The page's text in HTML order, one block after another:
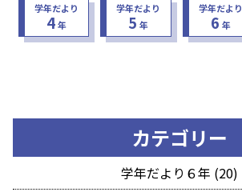
学年だより
4年
学年だより
5 年
学年だより
6 年
カテゴリー
学年だより６年 (20)